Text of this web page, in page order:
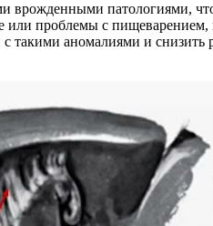
патологиями,
проблемы с пищеварением,
аномалиями и снизить